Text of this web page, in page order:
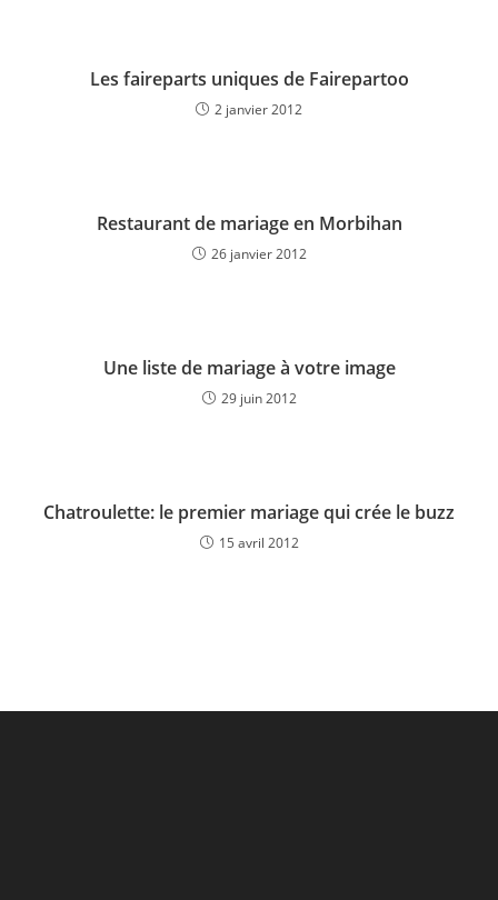
Les faireparts uniques de Fairepartoo
2 janvier 2012
Restaurant de mariage en Morbihan
26 janvier 2012
Une liste de mariage à votre image
29 juin 2012
Chatroulette: le premier mariage qui crée le buzz
15 avril 2012